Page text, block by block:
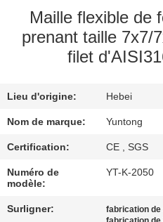
VISITE
D'USINE
DE
QUALITÉ
CONTACTEZ-
NOUS
Maille flexible de
prenant taille 7x7/
filet
Lieu d'origine: Hebei
Nom de marque: Yuntong
Certification: CE , SGS
Numéro de
modèle:
YT-K-2050
Surligner: fabrication